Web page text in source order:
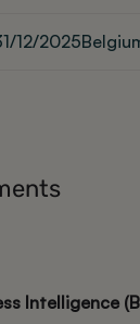
12/2025
Intelligence